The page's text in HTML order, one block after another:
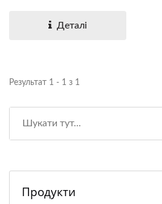
Деталі
Результат 1 - 1 з 1
Продукти